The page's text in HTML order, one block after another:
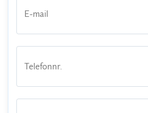
E-mail
Telefonnr.